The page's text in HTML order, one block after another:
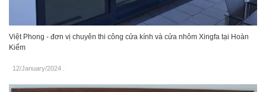
Việt Phong - đơn vị chuyên thi công cửa kính và cửa nhôm Xingfa tại Hoàn
Kiếm
12/January/2024